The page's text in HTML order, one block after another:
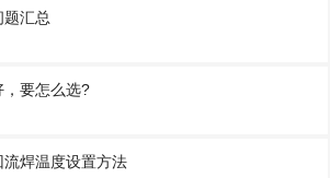
题汇总
要怎么选?
流焊温度设置方法